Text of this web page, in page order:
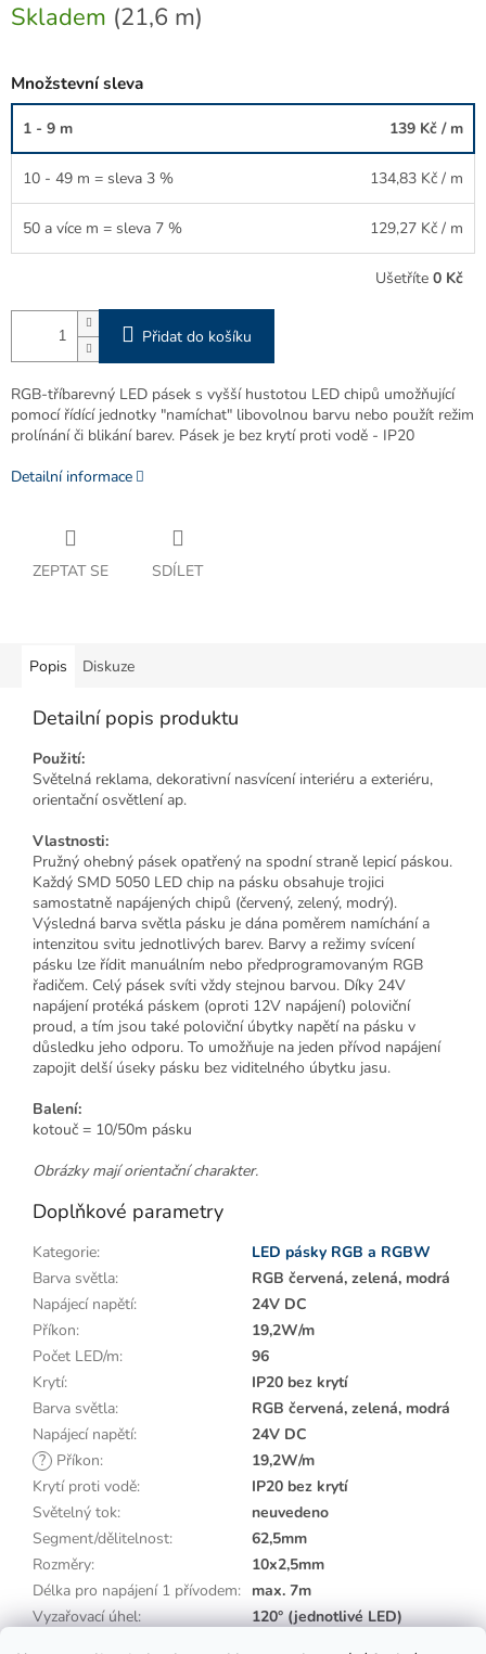
cena:
Skladem (21,6 m)
Množstevní sleva
1 - 9 m 139 Kč / m
10 - 49 m = sleva 3 % 134,83 Kč / m
50 a více m = sleva 7 % 129,27 Kč / m
Ušetříte 0 Kč
Přidat do košíku
RGB-tříbarevný LED pásek s vyšší hustotou LED chipů umožňující
pomocí řídící jednotky "namíchat" libovolnou barvu nebo použít režim
prolínání či blikání barev. Pásek je bez krytí proti vodě - IP20
Detailní informace
ZEPTAT SE SDÍLET
Popis Diskuze
Detailní popis produktu
Použití:
Světelná reklama, dekorativní nasvícení interiéru a exteriéru,
orientační osvětlení ap.
Vlastnosti:
Pružný ohebný pásek opatřený na spodní straně lepicí páskou.
Každý SMD 5050 LED chip na pásku obsahuje trojici
samostatně napájených chipů (červený, zelený, modrý).
Výsledná barva světla pásku je dána poměrem namíchání a
intenzitou svitu jednotlivých barev. Barvy a režimy svícení
pásku lze řídit manuálním nebo předprogramovaným RGB
řadičem. Celý pásek svíti vždy stejnou barvou. Díky 24V
napájení protéká páskem (oproti 12V napájení) poloviční
proud, a tím jsou také poloviční úbytky napětí na pásku v
důsledku jeho odporu. To umožňuje na jeden přívod napájení
zapojit delší úseky pásku bez viditelného úbytku jasu.
Balení:
kotouč = 10/50m pásku
Obrázky mají orientační charakter.
Doplňkové parametry
Kategorie:
LED pásky RGB a RGBW
Barva světla:
RGB červená, zelená, modrá
Napájecí napětí:
24V DC
Příkon:
19,2W/m
Počet LED/m:
96
Krytí:
IP20 bez krytí
Barva světla:
RGB červená, zelená, modrá
Napájecí napětí:
24V DC
? Příkon:
19,2W/m
Krytí proti vodě:
IP20 bez krytí
Světelný tok:
neuvedeno
Segment/dělitelnost:
62,5mm
Rozměry:
10x2,5mm
Délka pro napájení 1 přívodem: max. 7m
Vyzařovací úhel:
120° (jednotlivé LED)